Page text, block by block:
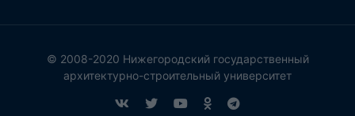
© 2008-2020 Нижегородский государственный
архитектурно-строительный университет